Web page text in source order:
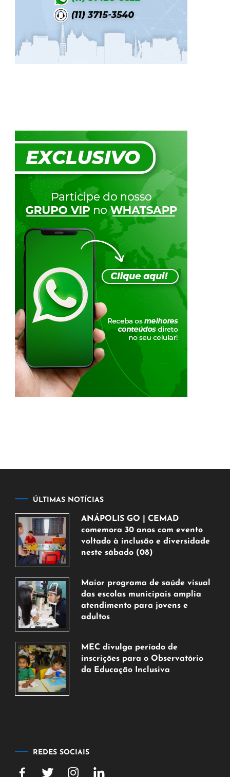
ÚLTIMAS NOTÍCIAS
ANÁPOLIS GO | CEMAD
comemora 30 anos com evento
voltado à inclusão e diversidade
neste sábado (08)
de
agosto
de
2026
Maior programa de saúde visual
das escolas municipais amplia
atendimento para jovens e
adultos
de
agosto
de
MEC divulga período de
inscrições para o Observatório
da Educação Inclusiva
REDES SOCIAIS